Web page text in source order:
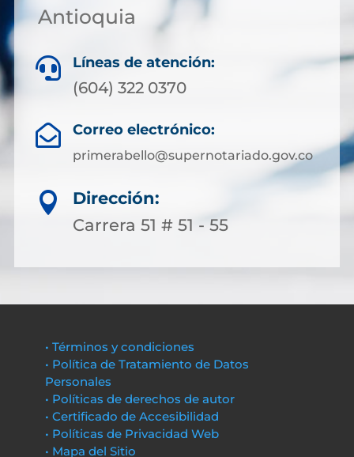
Antioquia
 Líneas de atención:
(604) 322 0370
 Correo electrónico:
primerabello@supernotariado.gov.co

Dirección:
Carrera 51 # 51 - 55
• Términos y condiciones
• Política de Tratamiento de Datos
Personales
• Políticas de derechos de autor
• Certificado de Accesibilidad
• Políticas de Privacidad Web
• Mapa del Sitio